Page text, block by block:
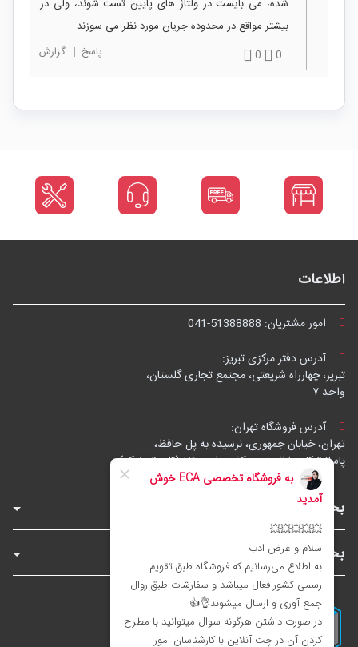
شده، می بایست در ولتاژ های پایین تست شوند، ولی در
بیشتر مواقع در محدوده جریان مورد نظر می سوزند
0
0 پاسخ | گزارش
اطلاعات
امور مشتریان: 041-51388888
آدرس دفتر مرکزی تبریز:
تبریز، چهارراه شریعتی، مجتمع تجاری گلستان،
واحد ۷
آدرس فروشگاه تهران:
تهران، خیابان جمهوری، نرسیده به پل حافظ،
پاساژ توکل، طبقه زیرهمکف، واحد B6 (تاپ ترونیک)
بخش‌های فروشگاه
بخش‌های سایت